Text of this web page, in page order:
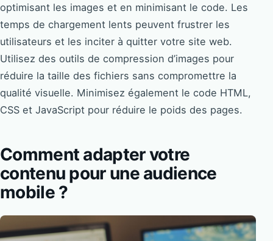
optimisant les images et en minimisant le code. Les
temps de chargement lents peuvent frustrer les
utilisateurs et les inciter à quitter votre site web.
Utilisez des outils de compression d’images pour
réduire la taille des fichiers sans compromettre la
qualité visuelle. Minimisez également le code HTML,
CSS et JavaScript pour réduire le poids des pages.
Comment adapter votre
contenu pour une audience
mobile ?